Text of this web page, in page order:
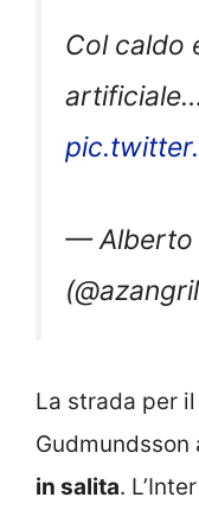
Col caldo
— Alberto
La strada per
Gudmundsson
in salita.